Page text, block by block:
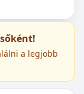
a legjobb